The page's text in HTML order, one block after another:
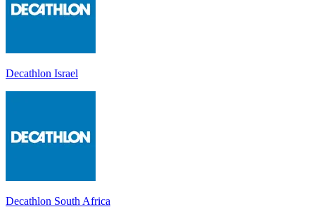
Decathlon Israel
Decathlon South Africa